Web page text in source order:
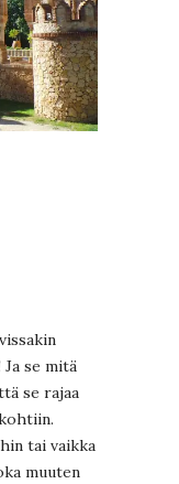
se mitä
se rajaa
tai vaikka
muuten